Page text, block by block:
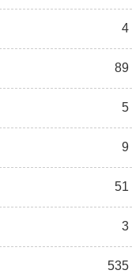
4
89
5
9
51
3
535